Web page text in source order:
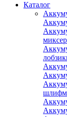
Каталог